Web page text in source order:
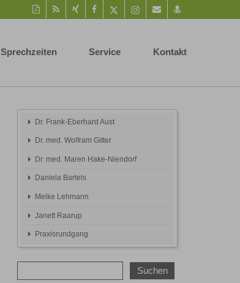
Diese
Seite
drucken
RSS-
Feed
Auf
Xing
Auf
Facebook
Twitter
Instagram-
Seite
Per
Mail
vCard
speichern
Sprechzeiten Service Kontakt
Dr. Frank-Eberhard Aust
Dr. med. Wolfram Gitter
Dr. med. Maren Hake-Niendorf
Daniela Bartels
Meike Lehmann
Janett Raarup
Praxisrundgang